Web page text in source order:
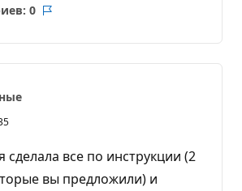
0
сделала все по инструкции (2
вы предложили) и